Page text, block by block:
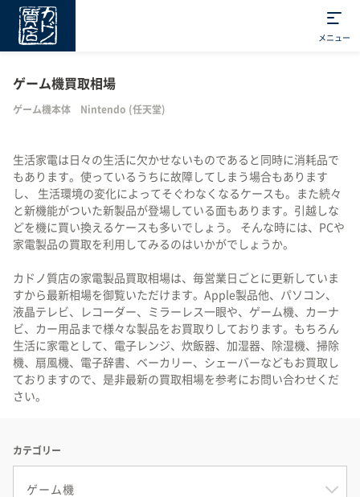
メニュー
ゲーム機買取相場
ゲーム機本体 Nintendo (任天堂)
生活家電は日々の生活に欠かせないものであると同時に消耗品で
もあります。使っているうちに故障してしまう場合もあります
し、 生活環境の変化によってそぐわなくなるケースも。また続々
と新機能がついた新製品が登場している面もあります。引越しな
どを機に買い換えるケースも多いでしょう。 そんな時には、PCや
家電製品の買取を利用してみるのはいかがでしょうか。
カドノ質店の家電製品買取相場は、毎営業日ごとに更新していま
すから最新相場を御覧いただけます。Apple製品他、パソコン、
液晶テレビ、レコーダー、ミラーレス一眼や、ゲーム機、カーナ
ビ、カー用品まで様々な製品をお買取りしております。もちろん
生活に家電として、電子レンジ、炊飯器、加湿器、除湿機、掃除
機、扇風機、電子辞書、ベーカリー、シェーバーなどもお買取し
ておりますので、是非最新の買取相場を参考にお問い合わせくだ
さい。
カテゴリー